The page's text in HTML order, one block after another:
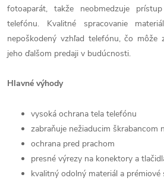
fotoaparát, takže neobmedzuje
telefónu. Kvalitné spracovanie
nepoškodený vzhľad telefónu, čo môže
jeho ďalšom predaji v budúcnosti.
Hlavné výhody
vysoká ochrana tela telefónu
zabraňuje nežiaducim škrabancom
ochrana pred prachom
presné výrezy na konektory a
kvalitný odolný materiál a prémiové